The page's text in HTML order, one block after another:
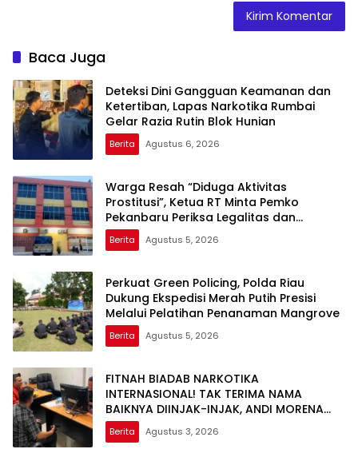
Baca Juga
Deteksi Dini Gangguan Keamanan dan
Ketertiban, Lapas Narkotika Rumbai
Gelar Razia Rutin Blok Hunian
Berita Agustus 6, 2026
Warga Resah “Diduga Aktivitas
Prostitusi”, Ketua RT Minta Pemko
Pekanbaru Periksa Legalitas dan
Aktivitas Z Homestay di Jalan Tanjung
Datuk
Berita Agustus 5, 2026
Perkuat Green Policing, Polda Riau
Dukung Ekspedisi Merah Putih Presisi
Melalui Pelatihan Penanaman Mangrove
Berita Agustus 5, 2026
FITNAH BIADAB NARKOTIKA
INTERNASIONAL! TAK TERIMA NAMA
BAIKNYA DIINJAK-INJAK, ANDI MORENA
DECLARE WAR: SIAP Bantai DAN SERET
AKUN PEMBUNUH KARAKTER KE PENJARA
Berita Agustus 3, 2026